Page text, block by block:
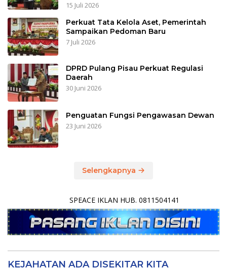
15 Juli 2026
Perkuat Tata Kelola Aset, Pemerintah
Sampaikan Pedoman Baru
7 Juli 2026
DPRD Pulang Pisau Perkuat Regulasi
Daerah
30 Juni 2026
Penguatan Fungsi Pengawasan Dewan
23 Juni 2026
Selengkapnya
SPEACE IKLAN HUB. 0811504141
KEJAHATAN ADA DISEKITAR KITA